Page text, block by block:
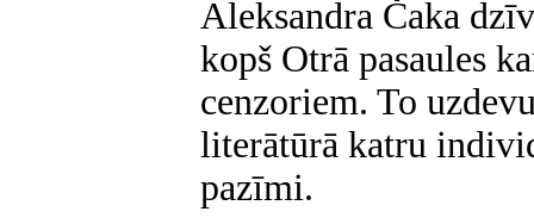
Aleksandra Čaka
kopš Otrā pasaules
cenzoriem. To
literātūrā katru
pazīmi.